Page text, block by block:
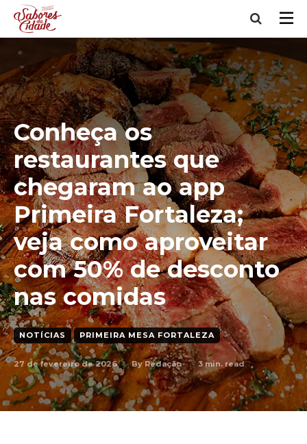
Conheça os
restaurantes que
chegaram ao app
Primeira Fortaleza;
veja como aproveitar
com 50% de desconto
nas comidas
NOTÍCIAS PRIMEIRA MESA FORTALEZA
27 de fevereiro de 2026 By Redação 3min. read